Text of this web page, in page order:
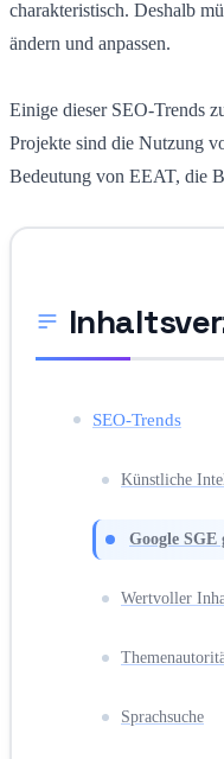
charakteristisch. Deshalb
ändern und anpassen.
Einige dieser SEO-Trends
Projekte sind die Nutzung
Bedeutung von EEAT, die
SEO-Trends
Künstliche
Google SGE
Wertvoller
Sprachsuche